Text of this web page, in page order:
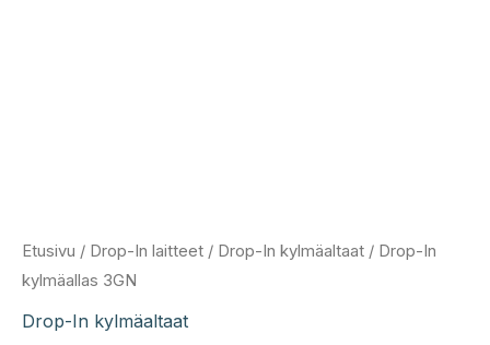
Etusivu / Drop-In laitteet / Drop-In kylmäaltaat / Drop-In
kylmäallas 3GN
Drop-In kylmäaltaat